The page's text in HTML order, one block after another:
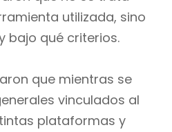
utilizada, sino
bajo qué criterios.
que mientras se
vinculados al
plataformas y